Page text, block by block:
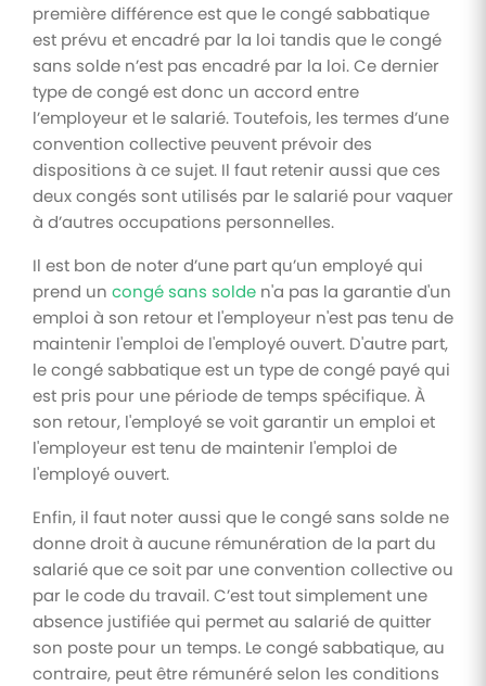
première différence est que le congé sabbatique
est prévu et encadré par la loi tandis que le congé
sans solde n’est pas encadré par la loi. Ce dernier
type de congé est donc un accord entre
l’employeur et le salarié. Toutefois, les termes d’une
convention collective peuvent prévoir des
dispositions à ce sujet. Il faut retenir aussi que ces
deux congés sont utilisés par le salarié pour vaquer
à d’autres occupations personnelles.
Il est bon de noter d’une part qu’un employé qui
prend un congé sans solde n'a pas la garantie d'un
emploi à son retour et l'employeur n'est pas tenu de
maintenir l'emploi de l'employé ouvert. D'autre part,
le congé sabbatique est un type de congé payé qui
est pris pour une période de temps spécifique. À
son retour, l'employé se voit garantir un emploi et
l'employeur est tenu de maintenir l'emploi de
l'employé ouvert.
Enfin, il faut noter aussi que le congé sans solde ne
donne droit à aucune rémunération de la part du
salarié que ce soit par une convention collective ou
par le code du travail. C’est tout simplement une
absence justifiée qui permet au salarié de quitter
son poste pour un temps. Le congé sabbatique, au
contraire, peut être rémunéré selon les conditions